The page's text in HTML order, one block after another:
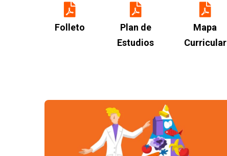
Folleto
Plan de
Estudios
Mapa
Curricular